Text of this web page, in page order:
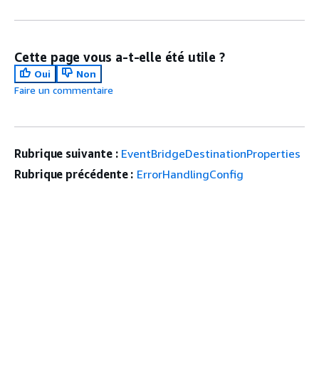
Cette page vous a-t-elle été utile ?
Oui
Non
Faire un commentaire
Rubrique suivante : EventBridgeDestinationProperties
Rubrique précédente : ErrorHandlingConfig